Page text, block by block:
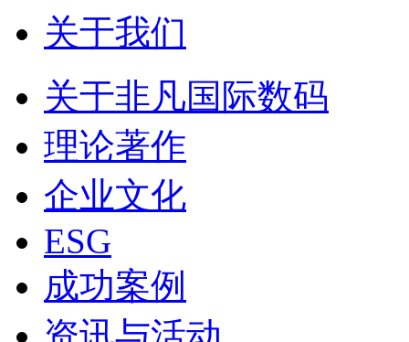
关于我们
关于非凡国际数码
理论著作
企业文化
ESG
成功案例